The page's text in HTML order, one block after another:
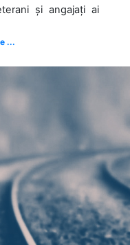
și angajați ai
...